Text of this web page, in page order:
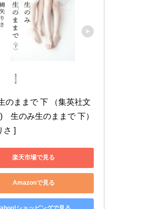
のままで 下 （集英社文
　生のみ生のままで 下）
さ ]
楽天市場で見る
Amazonで見る